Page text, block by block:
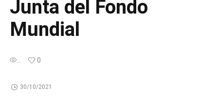
Junta del Fondo
Mundial
... 0
30/10/2021